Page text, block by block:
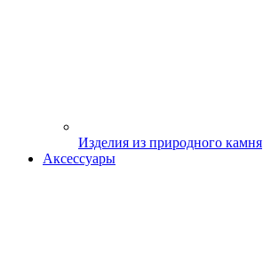
Изделия из природного камня
Аксессуары